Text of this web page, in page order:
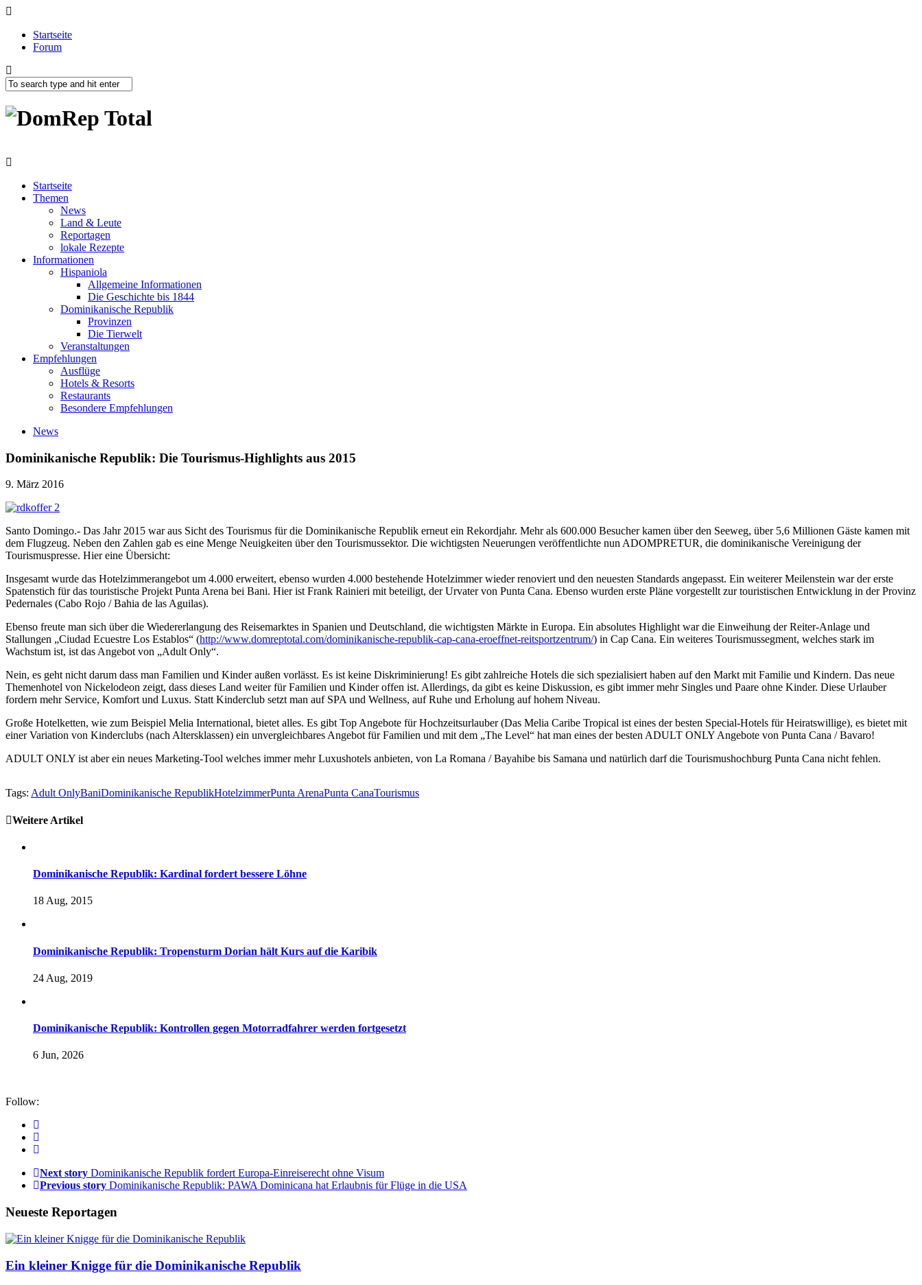
Startseite
Forum
Startseite
Themen
News
Land & Leute
Reportagen
lokale Rezepte
Informationen
Hispaniola
Allgemeine Informationen
Die Geschichte bis 1844
Dominikanische Republik
Provinzen
Die Tierwelt
Veranstaltungen
Empfehlungen
Ausflüge
Hotels & Resorts
Restaurants
Besondere Empfehlungen
News
Dominikanische Republik: Die Tourismus-Highlights aus 2015
9. März 2016
Santo Domingo.- Das Jahr 2015 war aus Sicht des Tourismus für die Dominikanische Republik erneut ein Rekordjahr. Mehr als 600.000 Besucher kamen über den Seeweg, über 5,6 Millionen Gäste kamen mit
dem Flugzeug. Neben den Zahlen gab es eine Menge Neuigkeiten über den Tourismussektor. Die wichtigsten Neuerungen veröffentlichte nun ADOMPRETUR, die dominikanische Vereinigung der
Tourismuspresse. Hier eine Übersicht:
Insgesamt wurde das Hotelzimmerangebot um 4.000 erweitert, ebenso wurden 4.000 bestehende Hotelzimmer wieder renoviert und den neuesten Standards angepasst. Ein weiterer Meilenstein war der erste
Spatenstich für das touristische Projekt Punta Arena bei Bani. Hier ist Frank Rainieri mit beteiligt, der Urvater von Punta Cana. Ebenso wurden erste Pläne vorgestellt zur touristischen Entwicklung in der Provinz
Pedernales (Cabo Rojo / Bahia de las Aguilas).
Ebenso freute man sich über die Wiedererlangung des Reisemarktes in Spanien und Deutschland, die wichtigsten Märkte in Europa. Ein absolutes Highlight war die Einweihung der Reiter-Anlage und
Stallungen „Ciudad Ecuestre Los Establos“ (http://www.domreptotal.com/dominikanische-republik-cap-cana-eroeffnet-reitsportzentrum/) in Cap Cana. Ein weiteres Tourismussegment, welches stark im
Wachstum ist, ist das Angebot von „Adult Only“.
Nein, es geht nicht darum dass man Familien und Kinder außen vorlässt. Es ist keine Diskriminierung! Es gibt zahlreiche Hotels die sich spezialisiert haben auf den Markt mit Familie und Kindern. Das neue
Themenhotel von Nickelodeon zeigt, dass dieses Land weiter für Familien und Kinder offen ist. Allerdings, da gibt es keine Diskussion, es gibt immer mehr Singles und Paare ohne Kinder. Diese Urlauber
fordern mehr Service, Komfort und Luxus. Statt Kinderclub setzt man auf SPA und Wellness, auf Ruhe und Erholung auf hohem Niveau.
Große Hotelketten, wie zum Beispiel Melia International, bietet alles. Es gibt Top Angebote für Hochzeitsurlauber (Das Melia Caribe Tropical ist eines der besten Special-Hotels für Heiratswillige), es bietet mit
einer Variation von Kinderclubs (nach Altersklassen) ein unvergleichbares Angebot für Familien und mit dem „The Level“ hat man eines der besten ADULT ONLY Angebote von Punta Cana / Bavaro!
ADULT ONLY ist aber ein neues Marketing-Tool welches immer mehr Luxushotels anbieten, von La Romana / Bayahibe bis Samana und natürlich darf die Tourismushochburg Punta Cana nicht fehlen.
Tags: Adult OnlyBaniDominikanische RepublikHotelzimmerPunta ArenaPunta CanaTourismus
Weitere Artikel
Dominikanische Republik: Kardinal fordert bessere Löhne
18 Aug, 2015
Dominikanische Republik: Tropensturm Dorian hält Kurs auf die Karibik
24 Aug, 2019
Dominikanische Republik: Kontrollen gegen Motorradfahrer werden fortgesetzt
6 Jun, 2026
Follow:
Next story Dominikanische Republik fordert Europa-Einreiserecht ohne Visum
Previous story Dominikanische Republik: PAWA Dominicana hat Erlaubnis für Flüge in die USA
Neueste Reportagen
Ein kleiner Knigge für die Dominikanische Republik